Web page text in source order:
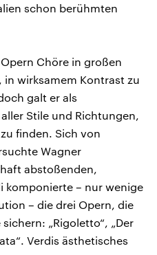
schon berühmten
Chöre in großen
wirksamem Kontrast zu
galt er als
Stile und Richtungen,
finden. Sich von
Wagner
abstoßenden,
komponierte – nur wenige
– die drei Opern, die
„Rigoletto“, „Der
Verdis ästhetisches